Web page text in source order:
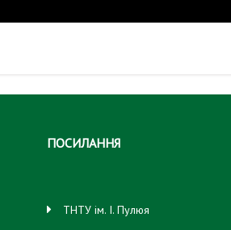
ПОСИЛАННЯ
ТНТУ ім. І. Пулюя